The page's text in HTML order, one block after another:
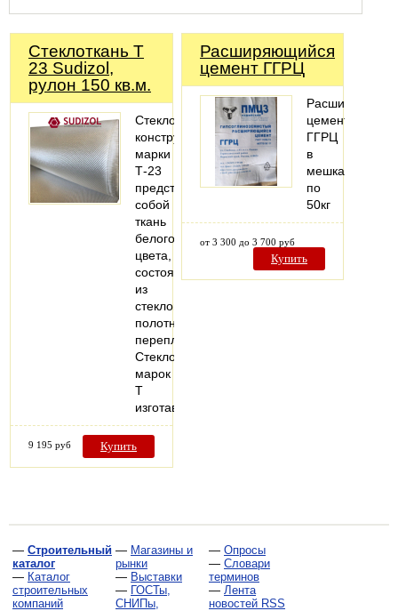
Стеклоткань Т
23 Sudizol,
рулон 150 кв.м.
Стеклоткань
конструкционная
марки
Т-23
представляет
собой
ткань
белого
цвета,
состоящую
из
стеклонитей,
полотняного
переплетения.
Стеклоткани
марок
Т
изготавливаются…
9 195 руб Купить
Расширяющийся
цемент ГГРЦ
цемент
ГГРЦ
в
мешках
по
50кг
от 3 300 до 3 700 руб
Купить
— Строительный
каталог
— Каталог
строительных
компаний
— Магазины и
рынки
— Выставки
— ГОСТы,
СНИПы,
— Опросы
— Словари
терминов
— Лента
новостей RSS